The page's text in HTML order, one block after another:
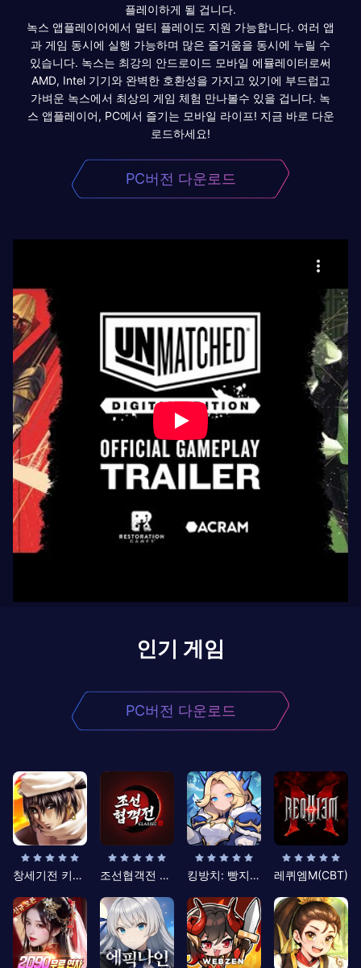
플레이하게 될 겁니다.
녹스 앱플레이어에서 멀티 플레이도 지원 가능합니다. 여러 앱
과 게임 동시에 실행 가능하며 많은 즐거움을 동시에 누릴 수
있습니다. 녹스는 최강의 안드로이드 모바일 에뮬레이터로써
AMD, Intel 기기와 완벽한 호환성을 가지고 있기에 부드럽고
가벼운 녹스에서 최상의 게임 체험 만나볼수 있을 겁니다. 녹
스 앱플레이어, PC에서 즐기는 모바일 라이프! 지금 바로 다운
로드하세요!
PC버전 다운로드
인기 게임
PC버전 다운로드
창세기전 키우기 조선협객전 클래식 킹방치: 빵지의 제왕 레퀴엠M(CBT)